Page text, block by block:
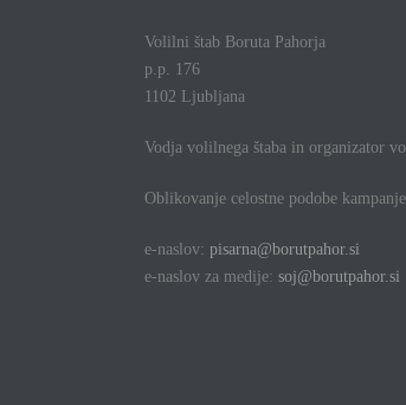
Volilni štab Boruta Pahorja
p.p. 176
1102 Ljubljana
Vodja volilnega štaba in organizator
Oblikovanje celostne podobe
e-naslov: pisarna@borutpahor.si
e-naslov za medije: soj@borutpahor.si